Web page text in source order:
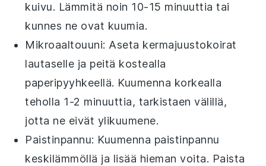
kuivu. Lämmitä noin 10-15 minuuttia tai
kunnes ne ovat kuumia.
Mikroaaltouuni: Aseta kermajuustokoirat
lautaselle ja peitä kostealla
paperipyyhkeellä. Kuumenna korkealla
teholla 1-2 minuuttia, tarkistaen välillä,
jotta ne eivät ylikuumene.
Paistinpannu: Kuumenna paistinpannu
keskilämmöllä ja lisää hiemanvoita. Paista